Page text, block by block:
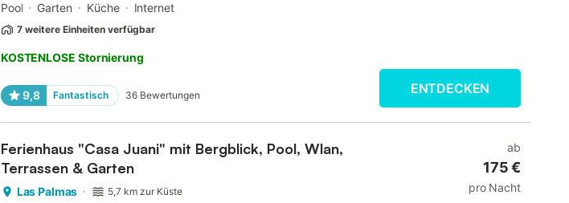
Pool
Garten Küche Internet
7 weitere Einheiten verfügbar
KOSTENLOSE Stornierung
9,8 Fantastisch 36 Bewertungen ENTDECKEN
Ferienhaus "Casa Juani" mit Bergblick, Pool, Wlan,
Terrassen & Garten
Las Palmas 5,7 km zur Küste
ab
175 €
pro Nacht